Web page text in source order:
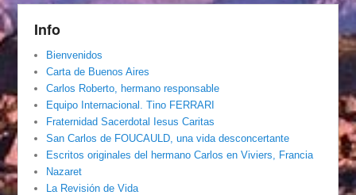
Info
Bienvenidos
Carta de Buenos Aires
Carlos Roberto, hermano responsable
Equipo Internacional. Tino FERRARI
Fraternidad Sacerdotal Iesus Caritas
San Carlos de FOUCAULD, una vida desconcertante
Escritos originales del hermano Carlos en Viviers, Francia
Nazaret
La Revisión de Vida